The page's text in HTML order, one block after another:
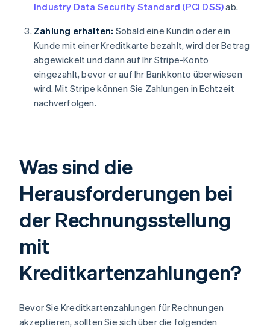
Industry Data Security Standard (PCI DSS)ab.
Zahlung erhalten: Sobald eine Kundin oder ein
Kunde mit einer Kreditkarte bezahlt, wird der Betrag
abgewickelt und dann auf Ihr Stripe-Konto
eingezahlt, bevor er auf Ihr Bankkonto überwiesen
wird. Mit Stripe können Sie Zahlungen in Echtzeit
nachverfolgen.
Was sind die
Herausforderungen bei
der Rechnungsstellung
mit
Kreditkartenzahlungen?
Bevor Sie Kreditkartenzahlungen für Rechnungen
akzeptieren, sollten Sie sich über die folgenden